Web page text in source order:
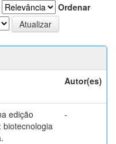
Ordenar
Autor(es)
edição
biotecnologia
-